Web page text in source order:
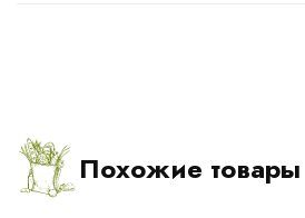
Похожие товары